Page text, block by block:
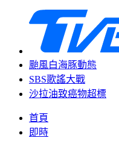
颱風白海豚動態
SBS歌謠大戰
沙拉油致癌物超標
首頁
即時